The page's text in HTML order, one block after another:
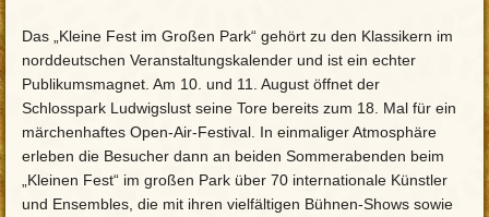
Das „Kleine Fest im Großen Park“ gehört zu den Klassikern im
norddeutschen Veranstaltungskalender und ist ein echter
Publikumsmagnet. Am 10. und 11. August öffnet der
Schlosspark Ludwigslust seine Tore bereits zum 18. Mal für ein
märchenhaftes Open-Air-Festival. In einmaliger Atmosphäre
erleben die Besucher dann an beiden Sommerabenden beim
„Kleinen Fest“ im großen Park über 70 internationale Künstler
und Ensembles, die mit ihren vielfältigen Bühnen-Shows sowie